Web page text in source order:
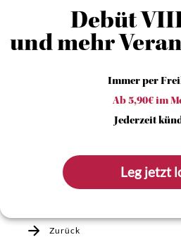
Debüt
und mehr
Immer per
Ab 5,90€ im
Jederzeit
Leg jetzt
Zurück